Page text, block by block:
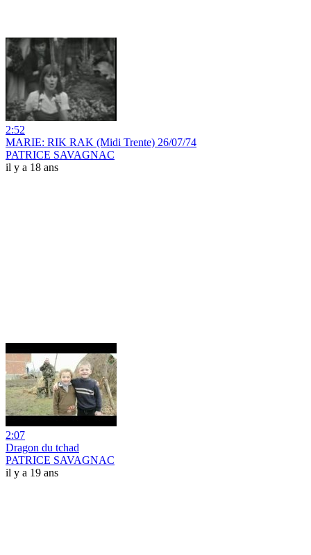
2:52
MARIE: RIK RAK (Midi Trente) 26/07/74
PATRICE SAVAGNAC
il y a 18 ans
2:07
Dragon du tchad
PATRICE SAVAGNAC
il y a 19 ans